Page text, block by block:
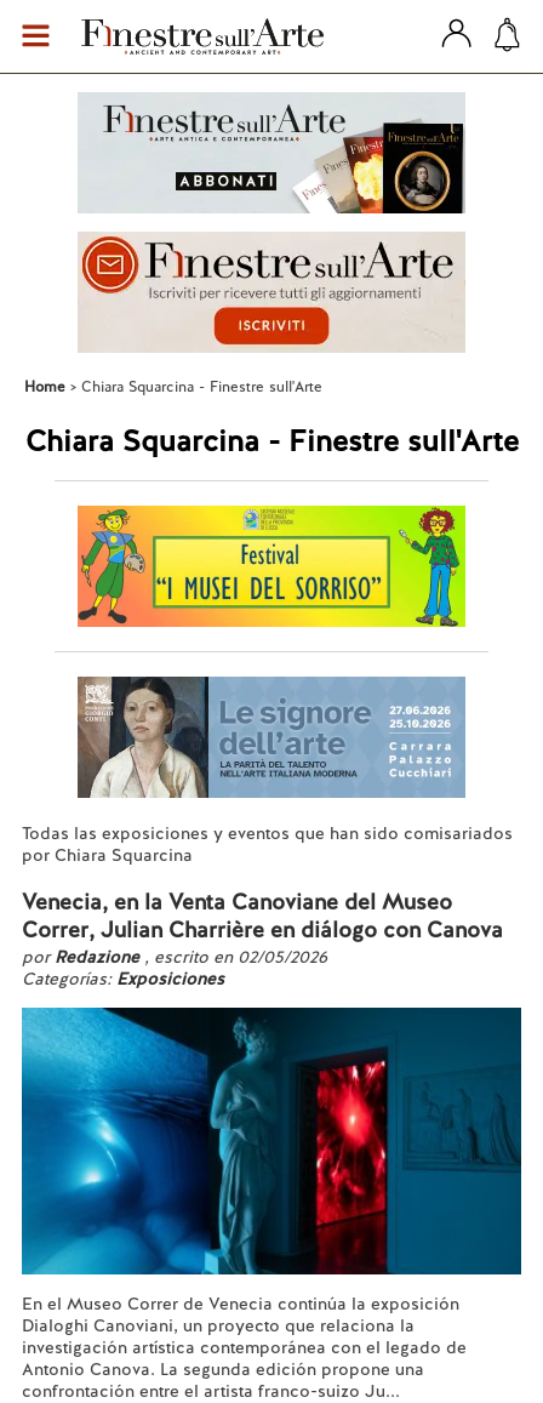
Home Chiara Squarcina - Finestre sull'Arte
Chiara Squarcina - Finestre sull'Arte
Todas las exposiciones y eventos que han sido comisariados
por Chiara Squarcina
Venecia, en la Venta Canoviane del Museo
Correr, Julian Charrière en diálogo con Canova
porRedazione , escrito en 02/05/2026
Categorías: Exposiciones
En el Museo Correr de Venecia continúa la exposición
Dialoghi Canoviani, un proyecto que relaciona la
investigación artística contemporánea con el legado de
Antonio Canova. La segunda edición propone una
confrontación entre el artista franco-suizo Ju...